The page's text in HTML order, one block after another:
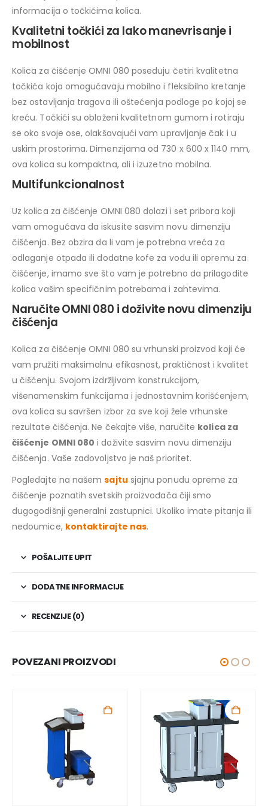
informacija o točkićima kolica.
Kvalitetni točkići za lako manevrisanje i
mobilnost
Kolica za čišćenje OMNI 080 poseduju četiri kvalitetna
točkića koja omogućavaju mobilno i fleksibilno kretanje
bez ostavljanja tragova ili oštećenja podloge po kojoj se
kreću. Točkići su obloženi kvalitetnom gumom i rotiraju
se oko svoje ose, olakšavajući vam upravljanje čak i u
uskim prostorima. Dimenzijama od 730 x 600 x 1140 mm,
ova kolica su kompaktna, ali i izuzetno mobilna.
Multifunkcionalnost
Uz kolica za čišćenje OMNI 080 dolazi i set pribora koji
vam omogućava da iskusite sasvim novu dimenziju
čišćenja. Bez obzira da li vam je potrebna vreća za
odlaganje otpada ili dodatne kofe za vodu ili opremu za
čišćenje, imamo sve što vam je potrebno da prilagodite
kolica vašim specifičnim potrebama i zahtevima.
Naručite OMNI 080 i doživite novu dimenziju
čišćenja
Kolica za čišćenje OMNI 080 su vrhunski proizvod koji će
vam pružiti maksimalnu efikasnost, praktičnost i kvalitet
u čišćenju. Svojom izdržljivom konstrukcijom,
višenamenskim funkcijama i jednostavnim korišćenjem,
ova kolica su savršen izbor za sve koji žele vrhunske
rezultate čišćenja. Ne čekajte više, naručite kolica za
čišćenje OMNI 080 i doživite sasvim novu dimenziju
čišćenja. Vaše zadovoljstvo je naš prioritet.
Pogledajte na našemsajtu sjajnu ponudu opreme za
čišćenje poznatih svetskih proizvođača čiji smo
dugogodišnji generalni zastupnici. Ukoliko imate pitanja ili
nedoumice, kontaktirajte nas.
POŠALJITE UPIT
DODATNE INFORMACIJE
RECENZIJE (0)
POVEZANI PROIZVODI